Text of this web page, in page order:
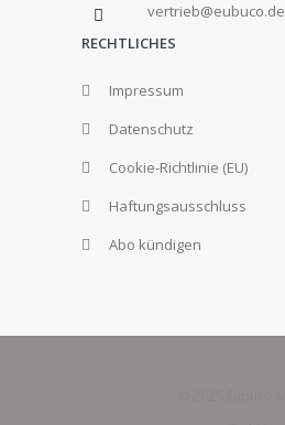
vertrieb@eubuco.de
RECHTLICHES
Impressum
Datenschutz
Cookie-Richtlinie (EU)
Haftungsausschluss
Abo kündigen